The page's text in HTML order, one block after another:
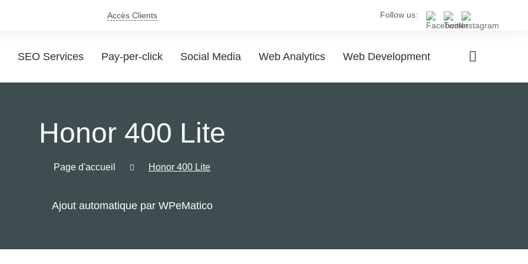
Accès Clients Follow us:
SEO Services Pay-per-click Social Media Web Analytics Web Development
Honor 400 Lite
Page d'accueil Honor 400 Lite
Ajout automatique par WPeMatico